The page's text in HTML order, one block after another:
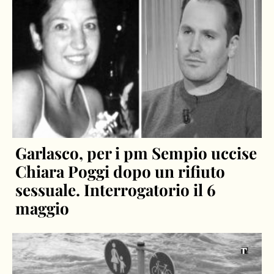
Garlasco, per i pm Sempio uccise
Chiara Poggi dopo un rifiuto
sessuale. Interrogatorio il 6
maggio